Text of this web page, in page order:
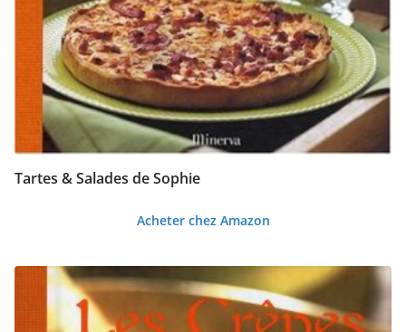
Tartes & Salades de Sophie
Acheter chez Amazon